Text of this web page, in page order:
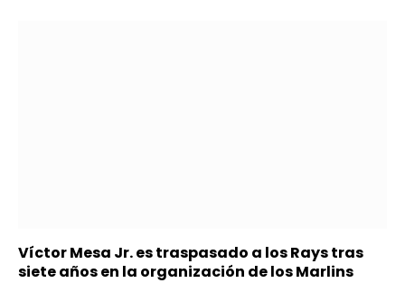
Víctor Mesa Jr. es traspasado a los Rays tras
siete años en la organización de los Marlins